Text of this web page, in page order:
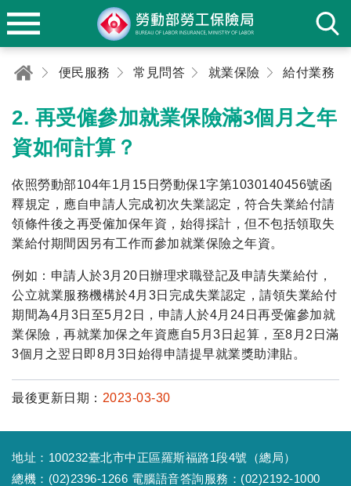
便民服務 常見問答 就業保險 給付業務
2. 再受僱參加就業保險滿3個月之年
資如何計算？
依照勞動部104年1月15日勞動保1字第1030140456號函
釋規定，應自申請人完成初次失業認定，符合失業給付請
領條件後之再受僱加保年資，始得採計，但不包括領取失
業給付期間因另有工作而參加就業保險之年資。
例如：申請人於3月20日辦理求職登記及申請失業給付，
公立就業服務機構於4月3日完成失業認定，請領失業給付
期間為4月3日至5月2日，申請人於4月24日再受僱參加就
業保險，再就業加保之年資應自5月3日起算，至8月2日滿
3個月之翌日即8月3日始得申請提早就業獎助津貼。
最後更新日期： 2023-03-30
地址：100232臺北市中正區羅斯福路1段4號（總局）
總機：(02)2396-1266 電腦語音答詢服務：(02)2192-1000